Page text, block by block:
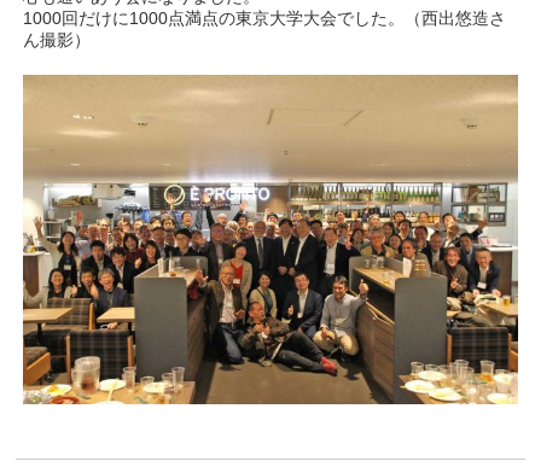
1000回だけに1000点満点の東京大学大会でした。（西出悠造さ
ん撮影）